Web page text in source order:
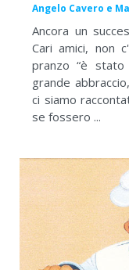
Angelo Cavero e
Ancora un
Cari amici, non
pranzo “è
grande
ci siamo
se fossero ...